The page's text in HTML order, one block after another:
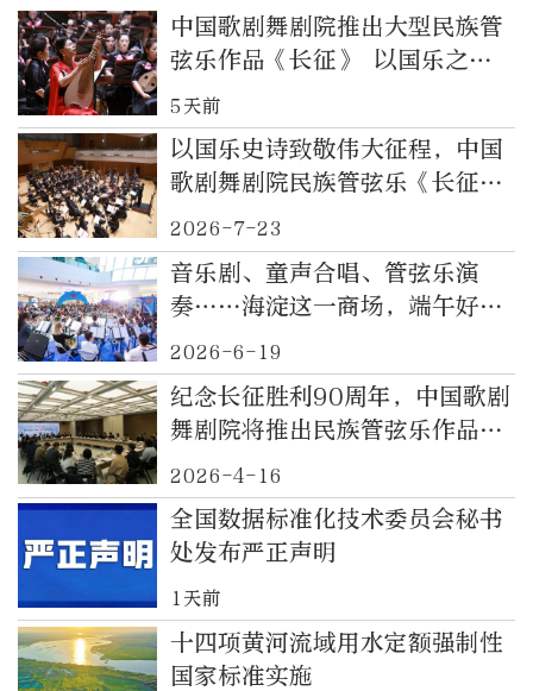
中国歌剧舞剧院推出大型民族管
弦乐作品《长征》 以国乐之音
铭刻信仰之路
5天前
以国乐史诗致敬伟大征程，中国
歌剧舞剧院民族管弦乐《长征》
首度亮相
2026-7-23
音乐剧、童声合唱、管弦乐演
奏……海淀这一商场，端午好戏
连台
2026-6-19
纪念长征胜利90周年，中国歌剧
舞剧院将推出民族管弦乐作品
《长征》
2026-4-16
全国数据标准化技术委员会秘书
处发布严正声明
1天前
十四项黄河流域用水定额强制性
国家标准实施